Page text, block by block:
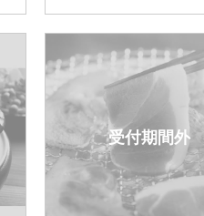
受付期間外